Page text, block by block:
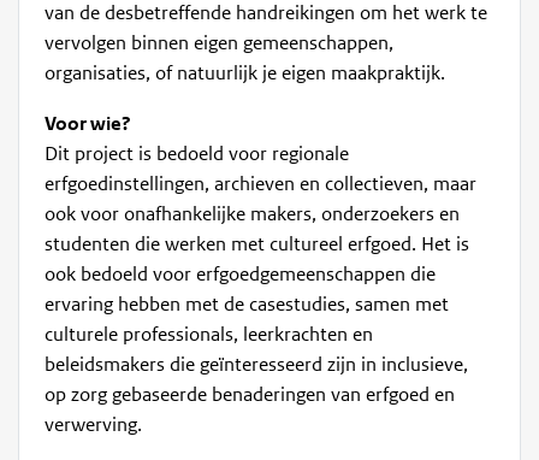
van de desbetreffende handreikingen om het werk te
vervolgen binnen eigen gemeenschappen,
organisaties, of natuurlijk je eigen maakpraktijk.
Voor wie?
Dit project is bedoeld voor regionale
erfgoedinstellingen, archieven en collectieven, maar
ook voor onafhankelijke makers, onderzoekers en
studenten die werken met cultureel erfgoed. Het is
ook bedoeld voor erfgoedgemeenschappen die
ervaring hebben met de casestudies, samen met
culturele professionals, leerkrachten en
beleidsmakers die geïnteresseerd zijn in inclusieve,
op zorg gebaseerde benaderingen van erfgoed en
verwerving.